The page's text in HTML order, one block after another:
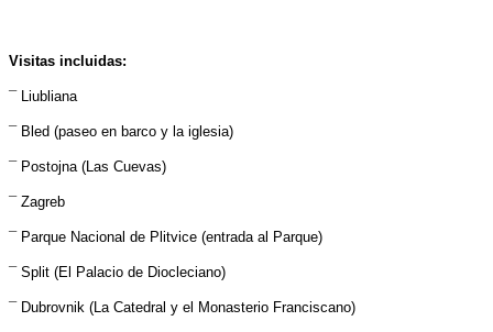
Visitas incluidas:
¯ Liubliana
¯ Bled (paseo en barco y la iglesia)
¯ Postojna (Las Cuevas)
¯ Zagreb
¯ Parque Nacional de Plitvice (entrada al Parque)
¯ Split (El Palacio de Diocleciano)
¯ Dubrovnik (La Catedral y el Monasterio Franciscano)